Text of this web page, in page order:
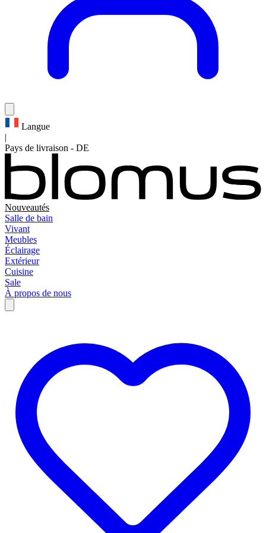
Langue
|
Pays de livraison - DE
Nouveautés
Salle de bain
Vivant
Meubles
Éclairage
Extérieur
Cuisine
Sale
À propos de nous